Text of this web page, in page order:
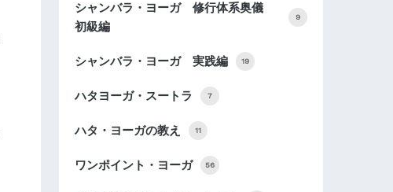
シャンバラ・ヨーガ 修行体系奥儀
初級編
9
シャンバラ・ヨーガ 実践編 19
ハタヨーガ・スートラ 7
ハタ・ヨーガの教え 11
ワンポイント・ヨーガ 56